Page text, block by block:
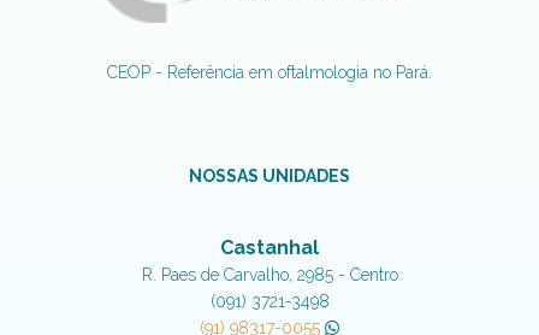
CEOP - Referência em oftalmologia no Pará.
NOSSAS UNIDADES
Castanhal
R. Paes de Carvalho, 2985 - Centro
(091) 3721-3498
(91) 98317-0055